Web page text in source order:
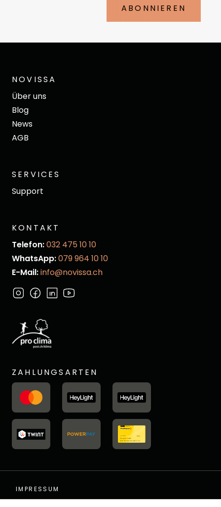
ABONNIEREN
NOVISSA
Über uns
Blog
News
AGB
SERVICES
Support
KONTAKT
Telefon:032 475 10 10
WhatsApp:079 964 10 10
E-Mail:info@novissa.ch
ZAHLUNGSARTEN
IMPRESSUM